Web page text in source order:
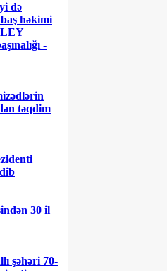
də
həkimi
-
təqdim
30 il
şəhəri 70-